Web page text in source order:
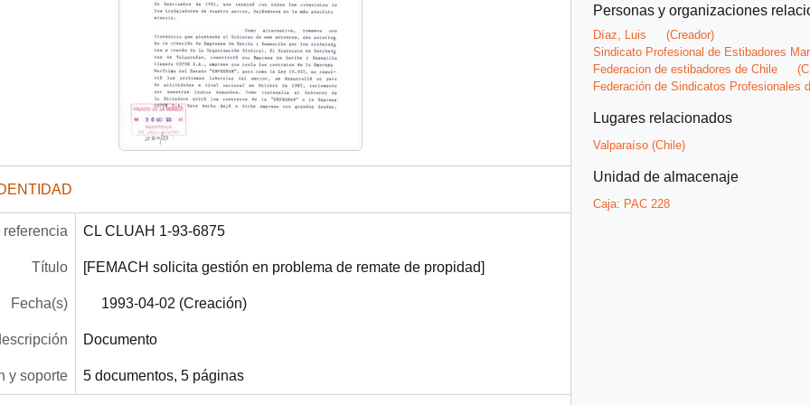
CL CLUAH 1-93-6875
Título [FEMACH solicita gestión en problema de remate de propidad]
Fecha(s) 1993-04-02 (Creación)
Documento
y soporte 5 documentos, 5 páginas
Personas y organizaciones
Díaz, Luis
(Creador)
Sindicato Profesional de Estibadores
Federacion de estibadores de Chile
Federación de Sindicatos Profesionales
Lugares relacionados
Valparaíso (Chile)
Unidad de almacenaje
Caja: PAC 228